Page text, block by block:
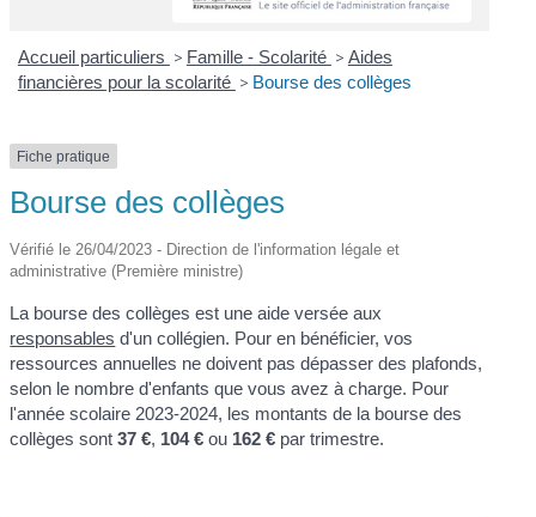
Accueil particuliers > Famille - Scolarité > Aides
financières pour la scolarité > Bourse des collèges
Fiche pratique
Bourse des collèges
Vérifié le 26/04/2023 - Direction de l'information légale et
administrative (Première ministre)
La bourse des collèges est une aide versée aux
responsables d'un collégien. Pour en bénéficier, vos
ressources annuelles ne doivent pas dépasser des plafonds,
selon le nombre d'enfants que vous avez à charge. Pour
l'année scolaire 2023-2024, les montants de la bourse des
collèges sont37 €, 104 € ou 162 € par trimestre.